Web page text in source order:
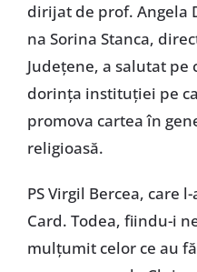
dirijat de prof. Angela
na Sorina Stanca,
Judeţene, a salutat
dorinţa instituţiei pe
promova cartea în
religioasă.
PS Virgil Bercea, care
Card. Todea, fiindu-i
mulţumit celor ce au